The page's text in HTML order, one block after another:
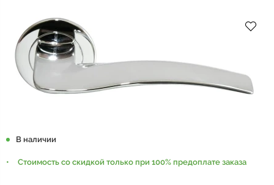
В наличии
Стоимость со скидкой только при 100% предоплате заказа